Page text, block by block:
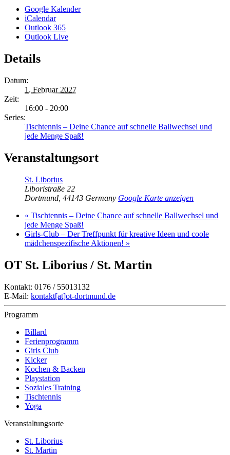
Google Kalender
iCalendar
Outlook 365
Outlook Live
Details
Datum:
1. Februar 2027
Zeit:
16:00 - 20:00
Series:
Tischtennis – Deine Chance auf schnelle Ballwechsel und
jede Menge Spaß!
Veranstaltungsort
St. Liborius
Liboristraße 22
Dortmund 44143 Germany Google Karte anzeigen
« Tischtennis – Deine Chance auf schnelle Ballwechsel und
jede Menge Spaß!
Girls-Club – Der Treffpunkt für kreative Ideen und coole
mädchenspezifische Aktionen! »
OT St. Liborius / St. Martin
Kontakt: 0176 / 55013132
E-Mail: kontakt[at]ot-dortmund.de
Programm
Billard
Ferienprogramm
Girls Club
Kicker
Kochen & Backen
Playstation
Soziales Training
Tischtennis
Yoga
Veranstaltungsorte
St. Liborius
St. Martin